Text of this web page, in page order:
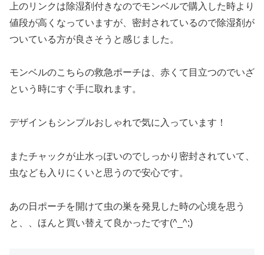
上のリンクは除湿剤付きなのでモンベルで購入した時より
値段が高くなっていますが、密封されているので除湿剤が
ついている方が良さそうと感じました。
モンベルのこちらの救急ポーチは、赤くて目立つのでいざ
という時にすぐ手に取れます。
デザインもシンプルおしゃれで気に入っています！
またチャックが止水っぽいのでしっかり密封されていて、
虫なども入りにくいと思うので安心です。
あの日ポーチを開けて虫の巣を発見した時の心境を思う
と、、ほんと買い替えて良かったです(^_^;)